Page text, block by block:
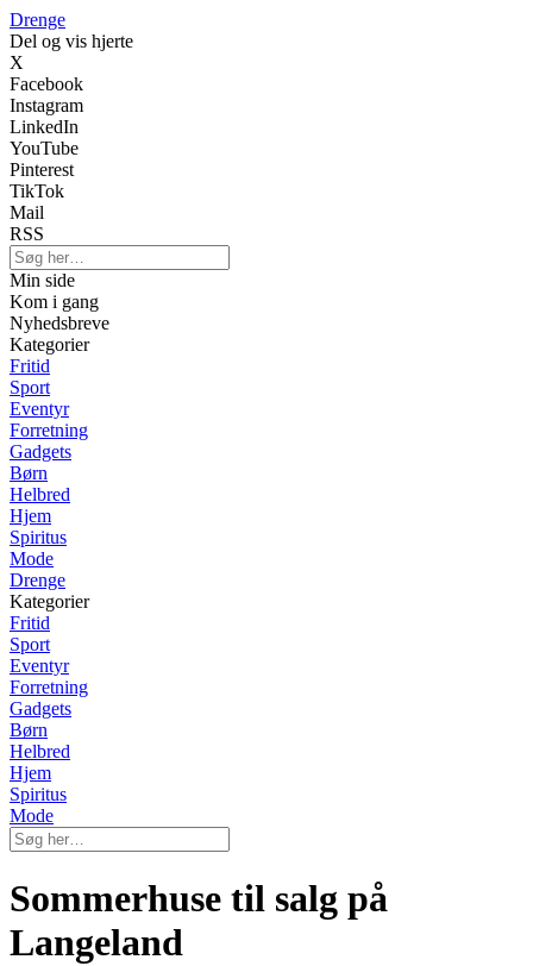
Drenge
Del og vis hjerte
X
Facebook
Instagram
LinkedIn
YouTube
Pinterest
TikTok
Mail
RSS
Min side
Kom i gang
Nyhedsbreve
Kategorier
Fritid
Sport
Eventyr
Forretning
Gadgets
Børn
Helbred
Hjem
Spiritus
Mode
Drenge
Kategorier
Fritid
Sport
Eventyr
Forretning
Gadgets
Børn
Helbred
Hjem
Spiritus
Mode
Sommerhuse til salg på
Langeland